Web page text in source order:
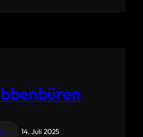
14. Juli 2025